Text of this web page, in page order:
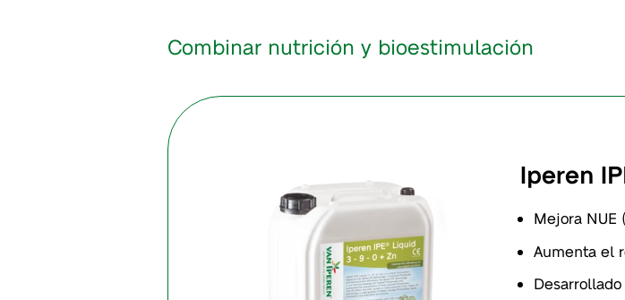
Combinar nutrición y bioestimulación
Iperen
Mejora NUE
Aumenta el